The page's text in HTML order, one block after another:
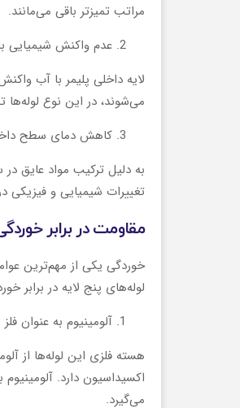
مراتب تمیزتر باقی می‌مانند.
عدم واکنش شیمیایی
لایه داخلی پلیمر با آب
می‌شوند، در این نوع
کاهش دمای سطح
به دلیل ترکیب مواد عایق
تغییرات شیمیایی و
مقاومت در برابر
خوردگی یکی از مهم‌ترین
لوله‌های پنج لایه در برابر
آلومینیوم به عنوان
هسته فلزی این لوله‌ها از
اکسیداسیون دارد.
می‌گیرد.